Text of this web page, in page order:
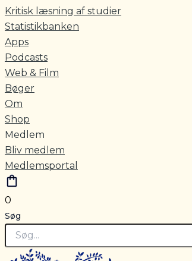
Kritisk læsning af studier
Statistikbanken
Apps
Podcasts
Web & Film
Bøger
Om
Shop
Medlem
Bliv medlem
Medlemsportal
0
Søg